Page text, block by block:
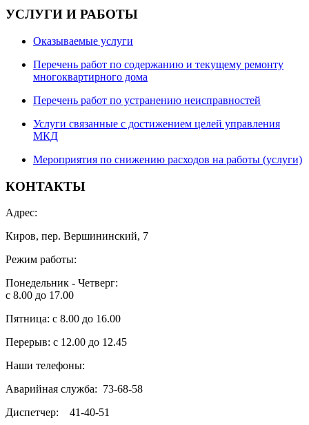
УСЛУГИ И РАБОТЫ
Оказываемые услуги
Перечень работ по содержанию и текущему ремонту
многоквартирного дома
Перечень работ по устранению неисправностей
Услуги связанные с достижением целей управления
МКД
Мероприятия по снижению расходов на работы (услуги)
КОНТАКТЫ
Адрес:
Киров, пер. Вершининский, 7
Режим работы:
Понедельник - Четверг:
с 8.00 до 17.00
Пятница: с 8.00 до 16.00
Перерыв: с 12.00 до 12.45
Наши телефоны:
Аварийная служба: 73-68-58
Диспетчер: 41-40-51